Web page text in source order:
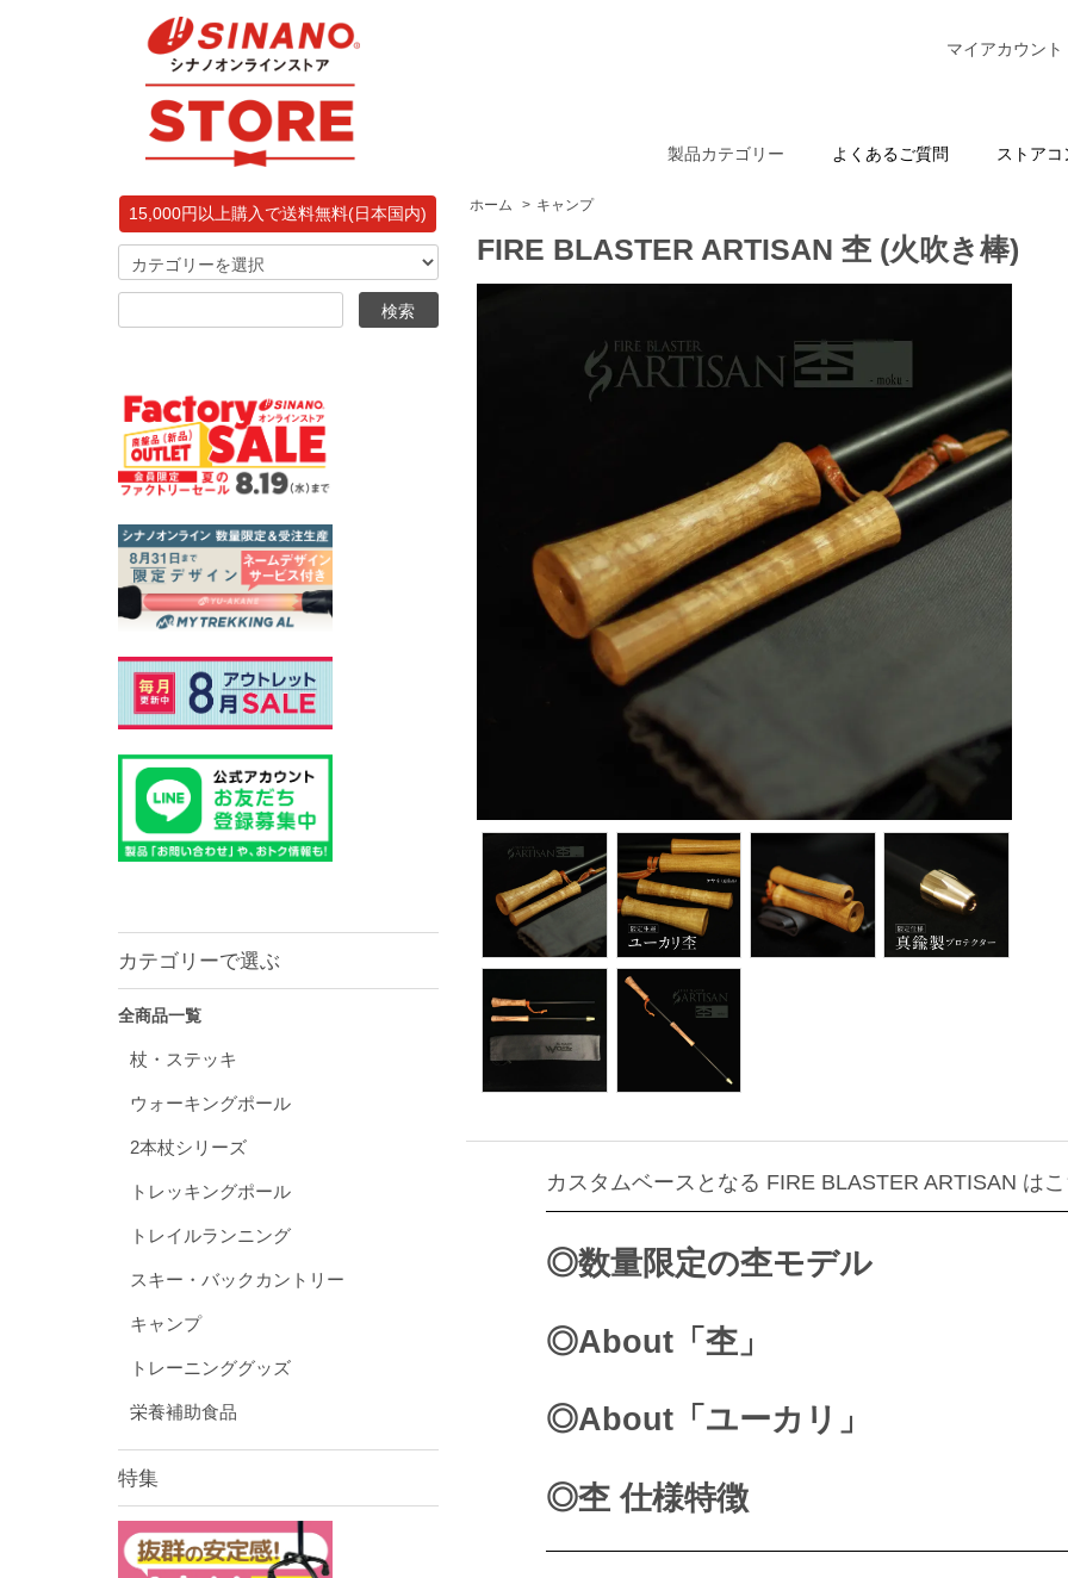
マイアカウント
製品カテゴリー よくあるご質問 ストア
ホーム > キャンプ
FIRE BLASTER ARTISAN 杢 (火吹き棒)
カスタムベースとなる FIRE BLASTER ARTISAN は
◎数量限定の杢モデル
◎About「杢」
◎About「ユーカリ」
◎杢 仕様特徴
15,000円以上購入で送料無料(日本国内)
カテゴリーで選ぶ
全商品一覧
杖・ステッキ
ウォーキングポール
2本杖シリーズ
トレッキングポール
トレイルランニング
スキー・バックカントリー
キャンプ
トレーニンググッズ
栄養補助食品
特集